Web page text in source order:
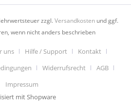
zzgl.Versandkosten und ggf.
wenn nicht anders beschrieben
uns Hilfe / Support
Kontakt
Widerrufsrecht
AGB
Impressum
mit Shopware